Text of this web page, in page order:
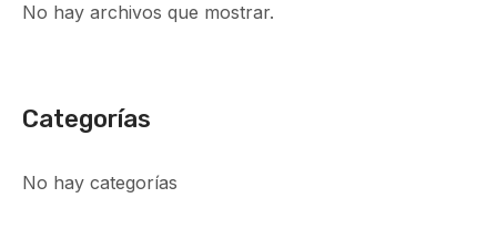
No hay archivos que mostrar.
Categorías
No hay categorías